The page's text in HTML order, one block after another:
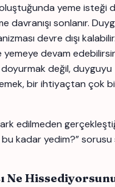
yeme isteği
davranışı sonlanır.
devre dışı
yemeye devam
değil, duyguyu
bir ihtiyaçtan çok
edilmeden
kadar yedim?” sorusu
Ne